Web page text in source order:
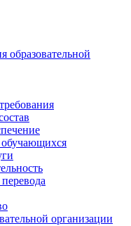
образовательной
организации